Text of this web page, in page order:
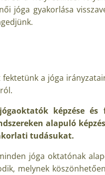
jóga gyakorlása
fektetünk a jóga
képzése
alapuló
tudásukat.
jóga oktatónak
melynek